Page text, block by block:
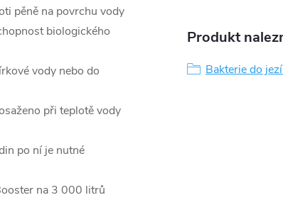
pěně na povrchu vody
biologického
vody nebo do
při teplotě vody
po ní je nutné
na 3 000 litrů
Produkt
Bakterie do